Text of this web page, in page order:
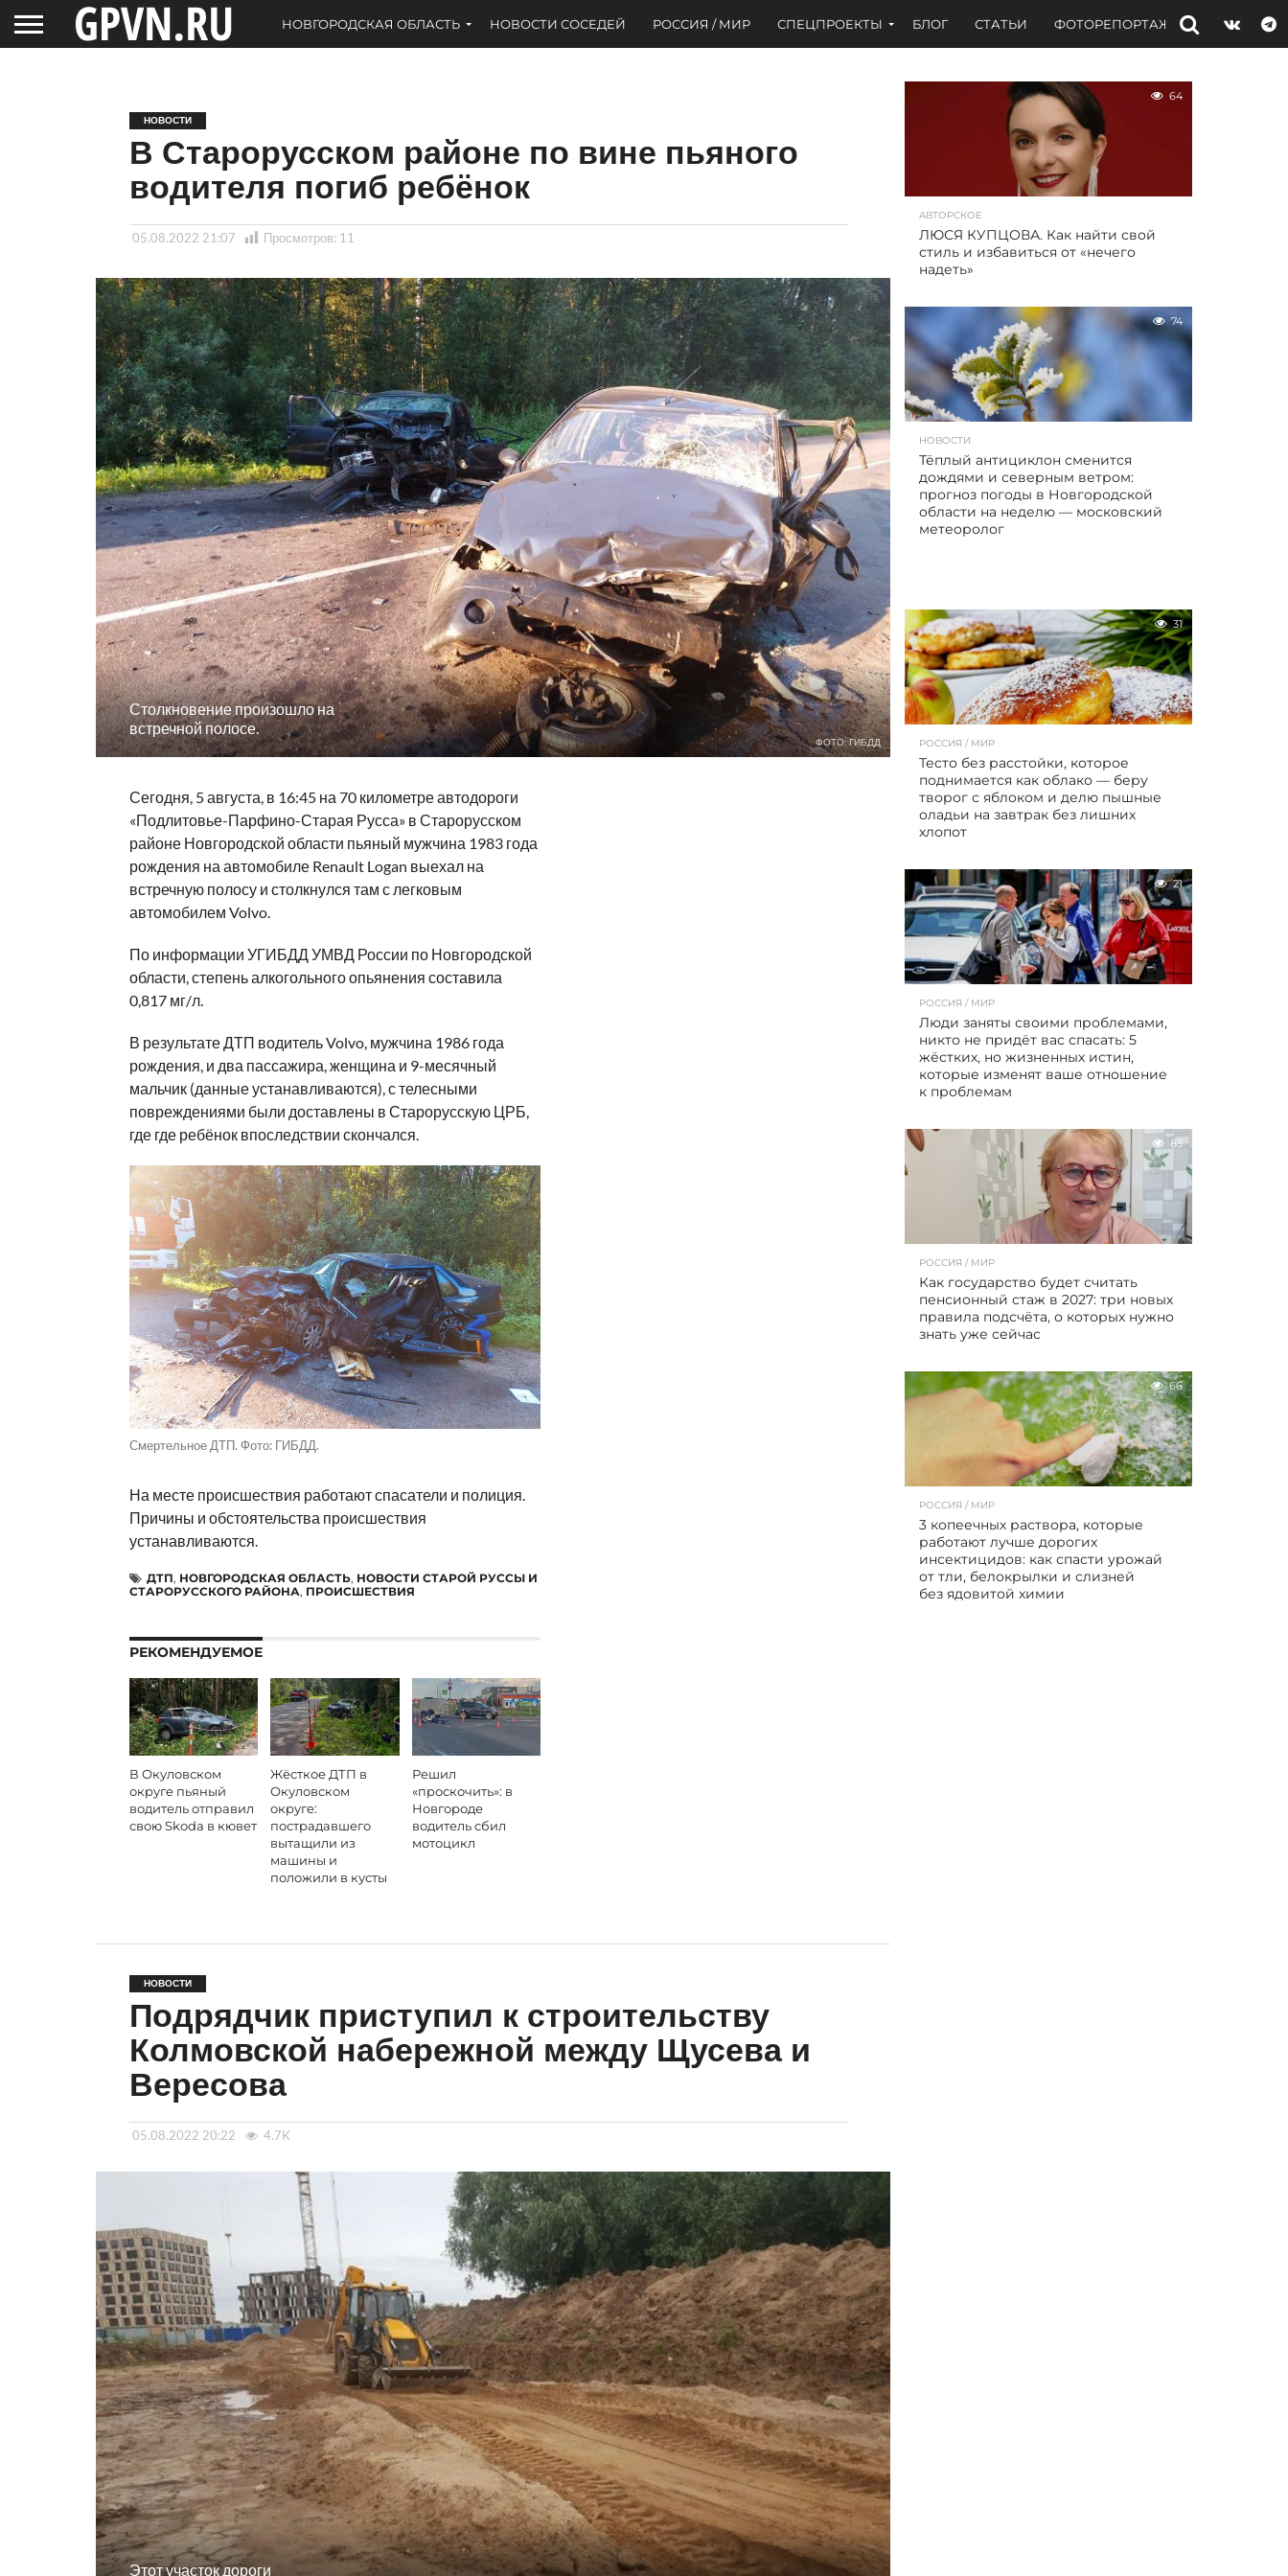
НОВГОРОДСКАЯ ОБЛАСТЬ НОВОСТИ СОСЕДЕЙ РОССИЯ / МИР СПЕЦПРОЕКТЫ БЛОГ СТАТЬИ ФОТОРЕПОРТАЖИ ИНТЕРВЬЮ
НОВОСТИ
В Старорусском районе по вине пьяного
водителя погиб ребёнок
05.08.2022 21:07 Просмотров: 11
Столкновение произошло на
встречной полосе.
ФОТО: ГИБДД
Сегодня, 5 августа, в 16:45 на 70 километре автодороги
«Подлитовье-Парфино-Старая Русса» в Старорусском
районе Новгородской области пьяный мужчина 1983 года
рождения на автомобиле Renault Logan выехал на
встречную полосу и столкнулся там с легковым
автомобилем Volvo.
По информации УГИБДД УМВД России по Новгородской
области, степень алкогольного опьянения составила
0,817 мг/л.
В результате ДТП водитель Volvo, мужчина 1986 года
рождения, и два пассажира, женщина и 9-месячный
мальчик (данные устанавливаются), с телесными
повреждениями были доставлены в Старорусскую ЦРБ,
где где ребёнок впоследствии скончался.
Смертельное ДТП. Фото: ГИБДД.
На месте происшествия работают спасатели и полиция.
Причины и обстоятельства происшествия
устанавливаются.
ДТП, НОВГОРОДСКАЯ ОБЛАСТЬ, НОВОСТИ СТАРОЙ РУССЫ И
СТАРОРУССКОГО РАЙОНА, ПРОИСШЕСТВИЯ
РЕКОМЕНДУЕМОЕ
В Окуловском
округе пьяный
водитель отправил
свою Skoda в кювет
Жёсткое ДТП в
Окуловском
округе:
пострадавшего
вытащили из
машины и
положили в кусты
Решил
«проскочить»: в
Новгороде
водитель сбил
мотоцикл
НОВОСТИ
Подрядчик приступил к строительству
Колмовской набережной между Щусева и
Вересова
05.08.2022 20:22 4.7K
Этот участок дороги
64
АВТОРСКОЕ
ЛЮСЯ КУПЦОВА. Как найти свой
стиль и избавиться от «нечего
надеть»
74
НОВОСТИ
Тёплый антициклон сменится
дождями и северным ветром:
прогноз погоды в Новгородской
области на неделю — московский
метеоролог
31
РОССИЯ / МИР
Тесто без расстойки, которое
поднимается как облако — беру
творог с яблоком и делю пышные
оладьи на завтрак без лишних
хлопот
21
РОССИЯ / МИР
Люди заняты своими проблемами,
никто не придёт вас спасать: 5
жёстких, но жизненных истин,
которые изменят ваше отношение
к проблемам
83
РОССИЯ / МИР
Как государство будет считать
пенсионный стаж в 2027: три новых
правила подсчёта, о которых нужно
знать уже сейчас
66
РОССИЯ / МИР
3 копеечных раствора, которые
работают лучше дорогих
инсектицидов: как спасти урожай
от тли, белокрылки и слизней
без ядовитой химии